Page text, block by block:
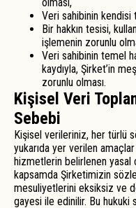
Veri sahibinin kendisi
Bir hakkın tesisi,
işlemenin zorunlu
Veri sahibinin temel
kaydıyla, Şirket’in
zorunlu olması.
Kişisel Veri
Sebebi
Kişisel verileriniz, her türlü
yukarıda yer verilen
hizmetlerin belirlenen
kapsamda Şirketimizin
mesuliyetlerini eksiksiz ve
gayesi ile edinilir. Bu